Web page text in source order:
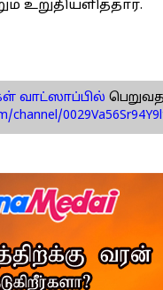
உறுதியளித்தார்.
வாட்ஸாப்பில்
channel/